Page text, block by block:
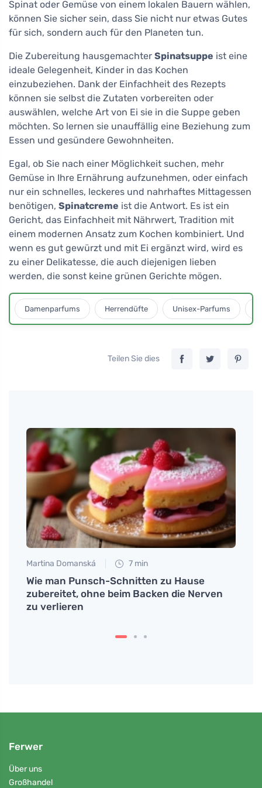
Spinat oder Gemüse von einem lokalen Bauern wählen,
können Sie sicher sein, dass Sie nicht nur etwas Gutes
für sich, sondern auch für den Planeten tun.
Die Zubereitung hausgemachter Spinatsuppe ist eine
ideale Gelegenheit, Kinder in das Kochen
einzubeziehen. Dank der Einfachheit des Rezepts
können sie selbst die Zutaten vorbereiten oder
auswählen, welche Art von Ei sie in die Suppe geben
möchten. So lernen sie unauffällig eine Beziehung zum
Essen und gesündere Gewohnheiten.
Egal, ob Sie nach einer Möglichkeit suchen, mehr
Gemüse in Ihre Ernährung aufzunehmen, oder einfach
nur ein schnelles, leckeres und nahrhaftes Mittagessen
benötigen, Spinatcreme ist die Antwort. Es ist ein
Gericht, das Einfachheit mit Nährwert, Tradition mit
einem modernen Ansatz zum Kochen kombiniert. Und
wenn es gut gewürzt und mit Ei ergänzt wird, wird es
zu einer Delikatesse, die auch diejenigen lieben
werden, die sonst keine grünen Gerichte mögen.
Damenparfums Herrendüfte Unisex-Parfums
Teilen Sie dies
Martina Domanská 7 min
Wie man Punsch-Schnitten zu Hause
zubereitet, ohne beim Backen die Nerven
zu verlieren
Ferwer
Über uns
Großhandel